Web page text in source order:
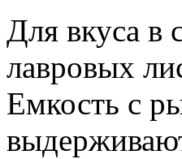
Для вкуса в
лавровых
Емкость с